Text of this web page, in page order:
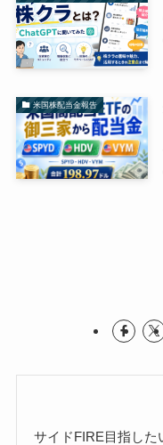
米国株配当金報告
サイドFIRE目指した